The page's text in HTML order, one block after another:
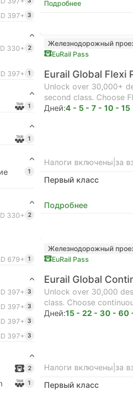
397+ 3
330+ 2
397+ 1
1
1
1
330+ 2
679+ 1
397+ 3
397+ 3
397+ 3
397+ 3
2
1
Подробнее
Железнодорожный
EuRail Pass
Eurail Global Flexi
Unlock over 30,000+
second class. Choose
Дней:4 - 5 - 7 - 10 - 15
Налоги включены за
Первый класс
Подробнее
Железнодорожный
EuRail Pass
Eurail Global
Unlock over 30,000
class. Choose
Дней:15 - 22 - 30 - 60
Налоги включены за
Первый класс